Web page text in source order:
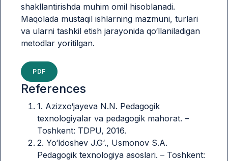
shakllantirishda muhim omil hisoblanadi.
Maqolada mustaqil ishlarning mazmuni, turlari
va ularni tashkil etish jarayonida qo‘llaniladigan
metodlar yoritilgan.
PDF
References
1. Azizxo‘jayeva N.N. Pedagogik
texnologiyalar va pedagogik mahorat. –
Toshkent: TDPU, 2016.
2. Yo‘ldoshev J.G‘., Usmonov S.A.
Pedagogik texnologiya asoslari. – Toshkent: